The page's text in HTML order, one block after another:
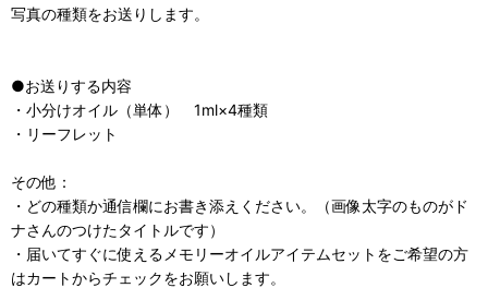
写真の種類をお送りします。
●お送りする内容
・小分けオイル（単体） 1ml×4種類
・リーフレット
その他：
・どの種類か通信欄にお書き添えください。（画像太字のものがド
ナさんのつけたタイトルです）
・届いてすぐに使えるメモリーオイルアイテムセットをご希望の方
はカートからチェックをお願いします。